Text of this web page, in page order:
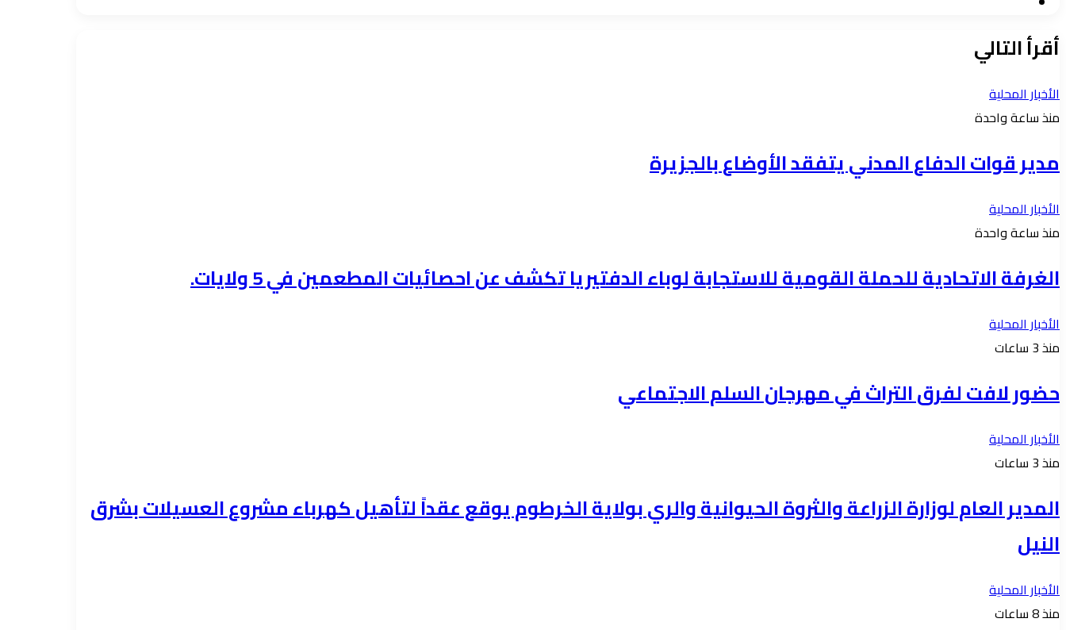
أقرأ التالي
الأخبار المحلية
منذ ساعة واحدة
مدير قوات الدفاع المدني يتفقد الأوضاع بالجزيرة
الأخبار المحلية
منذ ساعة واحدة
الغرفة الاتحادية للحملة القومية للاستجابة لوباء الدفتيريا تكشف عن احصائيات المطعمين في 5 ولايات.
الأخبار المحلية
منذ 3 ساعات
حضور لافت لفرق التراث في مهرجان السلم الاجتماعي
الأخبار المحلية
منذ 3 ساعات
المدير العام لوزارة الزراعة والثروة الحيوانية والري بولاية الخرطوم يوقع عقداً لتأهيل كهرباء مشروع العسيلات بشرق
النيل
الأخبار المحلية
منذ 8 ساعات